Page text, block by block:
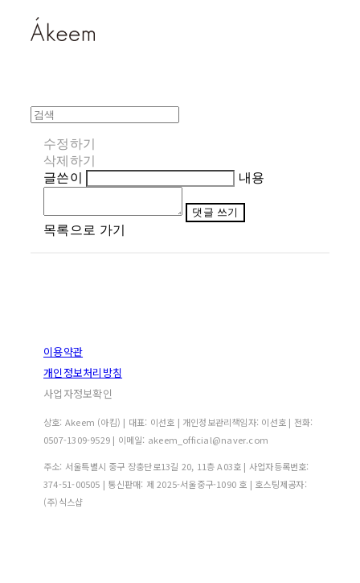
수정하기
삭제하기
글쓴이
내용
댓글 쓰기
목록으로 가기
이용약관
개인정보처리방침
사업자정보확인
상호: Akeem (아킴) | 대표: 이선호 | 개인정보관리책임자: 이선호 | 전화:
0507-1309-9529 | 이메일: akeem_official@naver.com
주소: 서울특별시 중구 장충단로13길 20, 11층 A03호 | 사업자등록번호:
374-51-00505 | 통신판매: 제 2025-서울중구-1090 호 | 호스팅제공자:
(주)식스샵